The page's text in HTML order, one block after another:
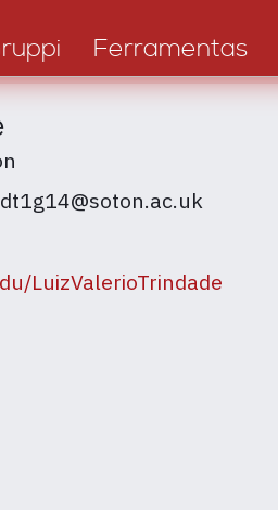
Ferramentas
LuizValerioTrindade